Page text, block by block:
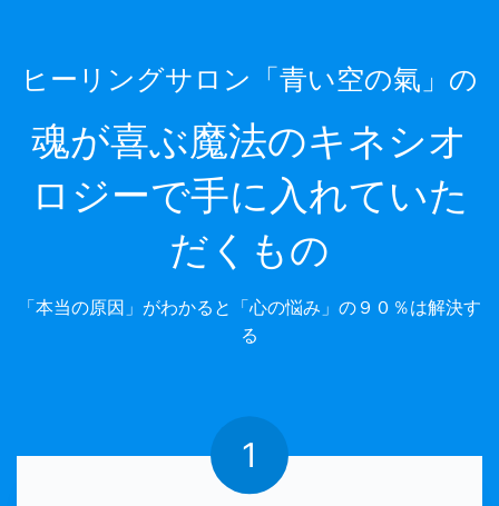
ヒーリングサロン「青い空の氣」の
魂が喜ぶ魔法のキネシオ
ロジーで手に入れていた
だくもの
「本当の原因」がわかると「心の悩み」の９０％は解決す
る
1